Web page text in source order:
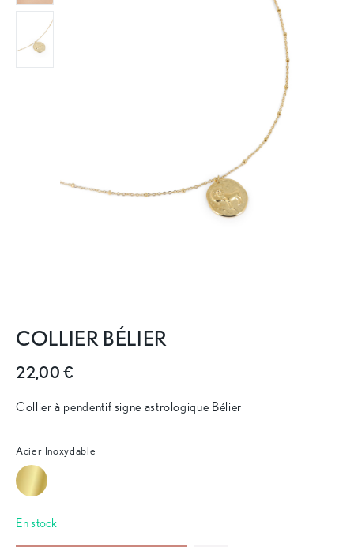
NOS
COLLIER BÉLIER
22,00 €
Collier à pendentif signe astrologique Bélier
Acier Inoxydable
En stock